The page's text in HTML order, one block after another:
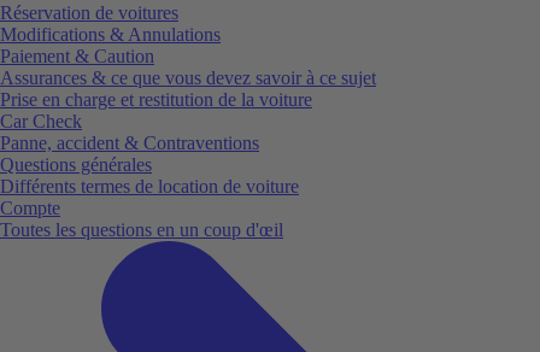
Réservation de voitures
Modifications & Annulations
Paiement & Caution
Assurances & ce que vous devez savoir à ce sujet
Prise en charge et restitution de la voiture
Car Check
Panne, accident & Contraventions
Questions générales
Différents termes de location de voiture
Compte
Toutes les questions en un coup d'œil